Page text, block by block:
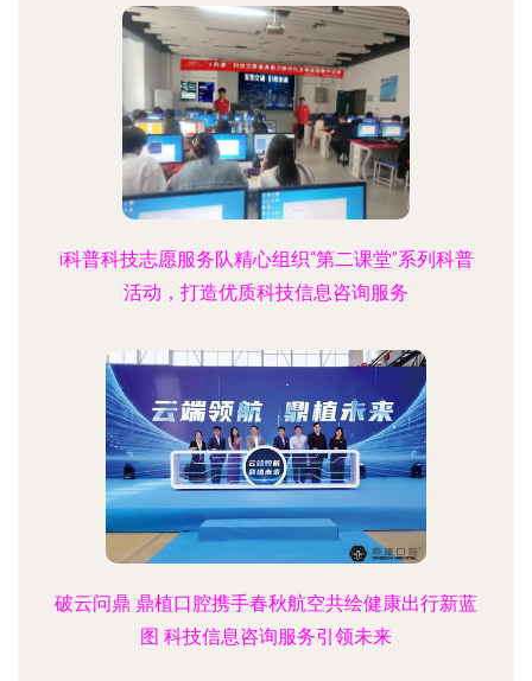
i科普科技志愿服务队精心组织“第二课堂”系列科普
活动，打造优质科技信息咨询服务
破云问鼎 鼎植口腔携手春秋航空共绘健康出行新蓝
图 科技信息咨询服务引领未来